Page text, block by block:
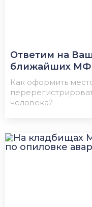
Ответим на
ближайших
Как оформить
человека?